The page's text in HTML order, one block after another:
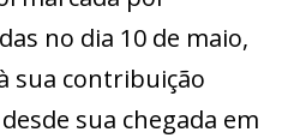
no dia 10 de maio,
sua contribuição
sua chegada em